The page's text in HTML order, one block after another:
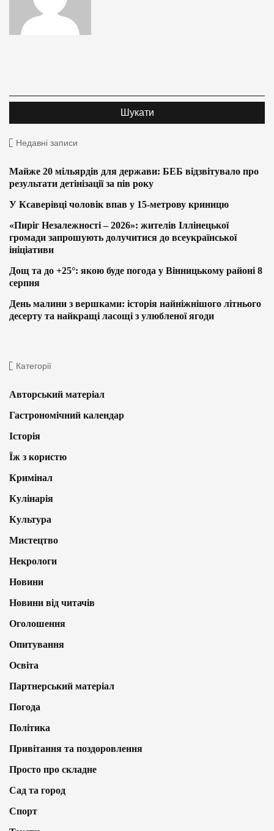
Недавні записи
Майже 20 мільярдів для держави: БЕБ відзвітувало про
результати детінізації за пів року
У Ксаверівці чоловік впав у 15-метрову криницю
«Пиріг Незалежності – 2026»: жителів Іллінецької
громади запрошують долучитися до всеукраїнської
ініціативи
Дощ та до +25°: якою буде погода у Вінницькому районі 8
серпня
День малини з вершками: історія найніжнішого літнього
десерту та найкращі ласощі з улюбленої ягоди
Категорії
Авторський матеріал
Гастрономічний календар
Історія
Їж з користю
Кримінал
Кулінарія
Культура
Мистецтво
Некрологи
Новини
Новини від читачів
Оголошення
Опитування
Освіта
Партнерський матеріал
Погода
Політика
Привітання та поздоровлення
Просто про складне
Сад та город
Спорт